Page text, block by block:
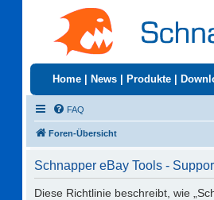
Home News Produkte
FAQ
Foren-Übersicht
Schnapper eBay Tools -
Diese Richtlinie beschreibt, wie